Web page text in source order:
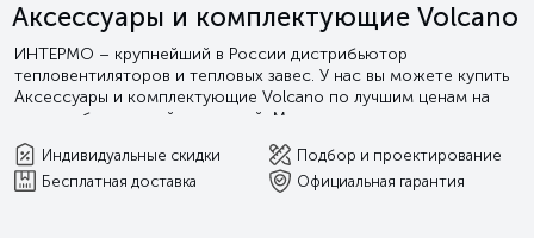
Аксессуары и комплектующие Volcano
ИНТЕРМО – крупнейший в России дистрибьютор
тепловентиляторов и тепловых завес. У нас вы можете купить
Аксессуары и комплектующие Volcano по лучшим ценам на
рынке с бесплатной доставкой. Мы гарантируем выгодные
условия сотрудничества, а так индивидуальную поддержку от
подбора оборудования и проектирования, до сервисного и
гарантийного обслуживания.
Читать далее
Индивидуальные скидки
Подбор и проектирование
Бесплатная доставка
Официальная гарантия